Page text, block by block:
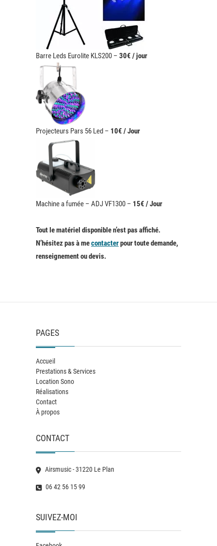
Barre Leds Eurolite KLS200 – 30€ / jour
Projecteurs Pars 56 Led – 10€ / Jour
Machine a fumée – ADJ VF1300 – 15€ / Jour
Tout le matériel disponible n’est pas affiché.
N’hésitez pas à mecontacterpour toute demande,
renseignement ou devis.
PAGES
Accueil
Prestations & Services
Location Sono
Réalisations
Contact
À propos
CONTACT
Airsmusic - 31220 Le Plan
06 42 56 15 99
SUIVEZ-MOI